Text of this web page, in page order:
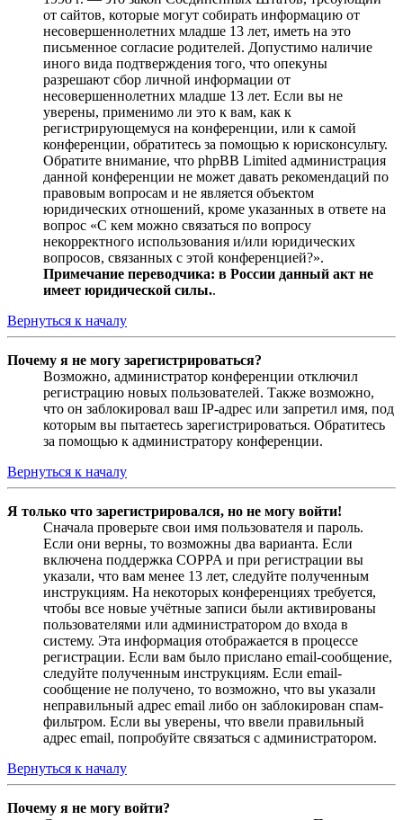
от сайтов, которые могут собирать информацию от
несовершеннолетних младше 13 лет, иметь на это
письменное согласие родителей. Допустимо наличие
иного вида подтверждения того, что опекуны
разрешают сбор личной информации от
несовершеннолетних младше 13 лет. Если вы не
уверены, применимо ли это к вам, как к
регистрирующемуся на конференции, или к самой
конференции, обратитесь за помощью к юрисконсульту.
Обратите внимание, что phpBB Limited администрация
данной конференции не может давать рекомендаций по
правовым вопросам и не является объектом
юридических отношений, кроме указанных в ответе на
вопрос «С кем можно связаться по вопросу
некорректного использования и/или юридических
вопросов, связанных с этой конференцией?».
Примечание переводчика: в России данный акт не
имеет юридической силы..
Вернуться к началу
Почему я не могу зарегистрироваться?
Возможно, администратор конференции отключил
регистрацию новых пользователей. Также возможно,
что он заблокировал ваш IP-адрес или запретил имя, под
которым вы пытаетесь зарегистрироваться. Обратитесь
за помощью к администратору конференции.
Вернуться к началу
Я только что зарегистрировался, но не могу войти!
Сначала проверьте свои имя пользователя и пароль.
Если они верны, то возможны два варианта. Если
включена поддержка COPPA и при регистрации вы
указали, что вам менее 13 лет, следуйте полученным
инструкциям. На некоторых конференциях требуется,
чтобы все новые учётные записи были активированы
пользователями или администратором до входа в
систему. Эта информация отображается в процессе
регистрации. Если вам было прислано email-сообщение,
следуйте полученным инструкциям. Если email-
сообщение не получено, то возможно, что вы указали
неправильный адрес email либо он заблокирован спам-
фильтром. Если вы уверены, что ввели правильный
адрес email, попробуйте связаться с администратором.
Вернуться к началу
Почему я не могу войти?